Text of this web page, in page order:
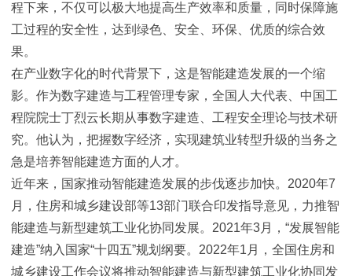
程下来，不仅可以极大地提高生产效率和质量，同时保障施
工过程的安全性，达到绿色、安全、环保、优质的综合效
果。
在产业数字化的时代背景下，这是智能建造发展的一个缩
影。作为数字建造与工程管理专家，全国人大代表、中国工
程院院士丁烈云长期从事数字建造、工程安全理论与技术研
究。他认为，把握数字经济，实现建筑业转型升级的当务之
急是培养智能建造方面的人才。
近年来，国家推动智能建造发展的步伐逐步加快。2020年7
月，住房和城乡建设部等13部门联合印发指导意见，力推智
能建造与新型建筑工业化协同发展。2021年3月，“发展智能
建造”纳入国家“十四五”规划纲要。2022年1月，全国住房和
城乡建设工作会议将推动智能建造与新型建筑工业化协同发